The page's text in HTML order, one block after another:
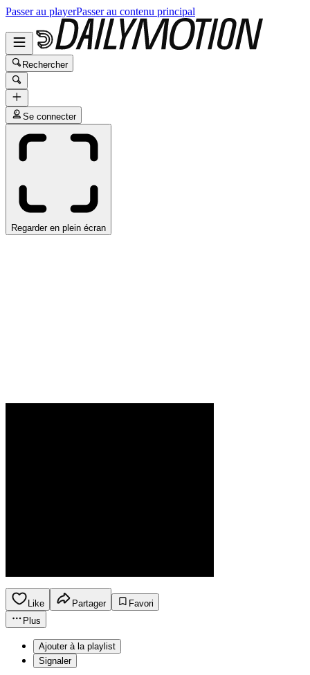
Passer au playerPasser au contenu principal
Rechercher
Se connecter
Regarder en plein écran
Like Partager
Favori
Plus
Ajouter à la playlist
Signaler